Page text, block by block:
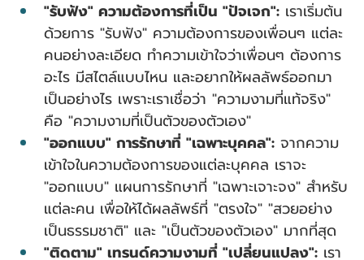
"รับฟัง" ความต้องการที่เป็น "ปัจเจก": เราเริ่มต้น
ด้วยการ "รับฟัง" ความต้องการของเพื่อนๆ แต่ละ
คนอย่างละเอียด ทำความเข้าใจว่าเพื่อนๆ ต้องการ
อะไร มีสไตล์แบบไหน และอยากให้ผลลัพธ์ออกมา
เป็นอย่างไร เพราะเราเชื่อว่า "ความงามที่แท้จริง"
คือ "ความงามที่เป็นตัวของตัวเอง"
"ออกแบบ" การรักษาที่ "เฉพาะบุคคล": จากความ
เข้าใจในความต้องการของแต่ละบุคคล เราจะ
"ออกแบบ" แผนการรักษาที่ "เฉพาะเจาะจง" สำหรับ
แต่ละคน เพื่อให้ได้ผลลัพธ์ที่ "ตรงใจ" "สวยอย่าง
เป็นธรรมชาติ" และ "เป็นตัวของตัวเอง" มากที่สุด
"ติดตาม" เทรนด์ความงามที่ "เปลี่ยนแปลง": เรา